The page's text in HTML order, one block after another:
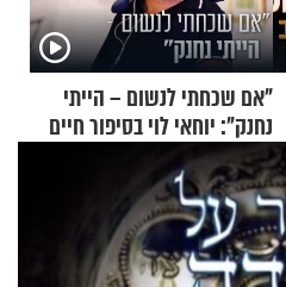
"אם שכחתי לנשום – הייתי
נחנק": יוחאי לוי בסיפור חיים
מעורר השראה